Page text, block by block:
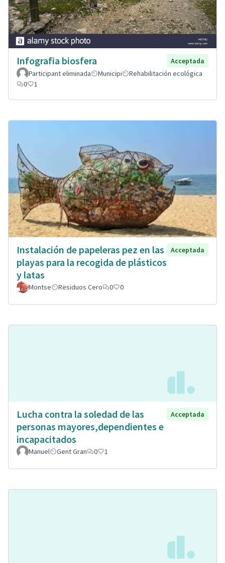
Infografia biosfera
Acceptada
Participant eliminada
Municipi
Rehabilitación ecológica
0
1
Instalación de papeleras pez en las
playas para la recogida de plásticos
y latas
Acceptada
Montse Residuos Cero 0 0
Lucha contra la soledad de las
personas mayores,dependientes e
incapacitados
Acceptada
Manuel Gent Gran 0 1